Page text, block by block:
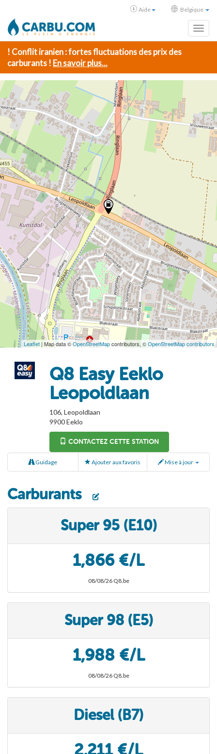
Aide Belgique
! Conflit iranien : fortes fluctuations des prix des
carburants ! En savoir plus...
Leaflet | Map data ©OpenStreetMapcontributors, ©OpenStreetMap contributors
Q8 Easy Eeklo
Leopoldlaan
106, Leopoldlaan
9900Eeklo
CONTACTEZ CETTE STATION
Guidage Ajouter aux favoris Mise à jour
Carburants
Super 95 (E10)
1,866 €/L
08/08/26 Q8.be
Super 98 (E5)
1,988 €/L
08/08/26 Q8.be
Diesel (B7)